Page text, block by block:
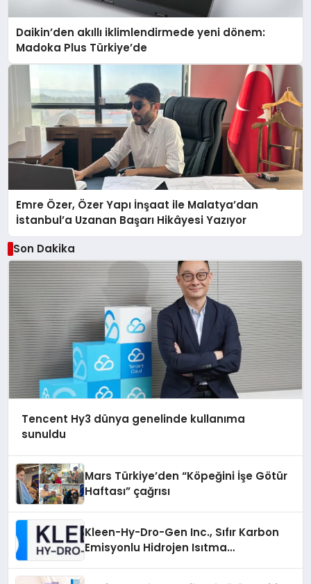
Daikin’den akıllı iklimlendirmede yeni dönem:
Madoka Plus Türkiye’de
Emre Özer, Özer Yapı İnşaat ile Malatya’dan
İstanbul’a Uzanan Başarı Hikâyesi Yazıyor
Son Dakika
Tencent Hy3 dünya genelinde kullanıma
sunuldu
Mars Türkiye’den “Köpeğini İşe Götür
Haftası” çağrısı
Kleen-Hy-Dro-Gen Inc., Sıfır Karbon
Emisyonlu Hidrojen Isıtma